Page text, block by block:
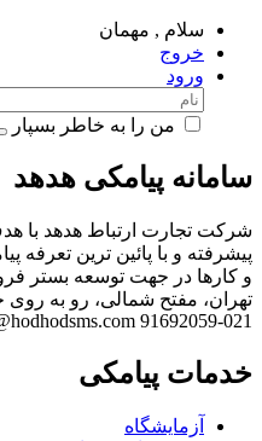
سلام , مهمان
خروج
ورود
من را به خاطر بسپار
سامانه پیامکی هدهد
شرکت تجارت ارتباط هدهد با
پیشرفته و با پائین ترین
و کارها در جهت توسعه بستر
تهران، مفتح شمالی، رو به روی خیابان
021-91692059
خدمات پیامکی
آزمایشگاه